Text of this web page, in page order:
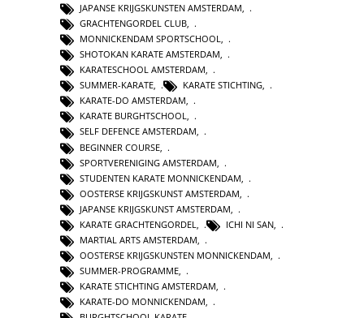
JAPANSE KRIJGSKUNSTEN AMSTERDAM
GRACHTENGORDEL CLUB,
MONNICKENDAM SPORTSCHOOL,
SHOTOKAN KARATE AMSTERDAM,
KARATESCHOOL AMSTERDAM,
SUMMER-KARATE, KARATE STICHTING,
KARATE-DO AMSTERDAM,
KARATE BURGHTSCHOOL,
SELF DEFENCE AMSTERDAM,
BEGINNER COURSE
SPORTVERENIGING AMSTERDAM
STUDENTEN KARATE MONNICKENDAM
OOSTERSE KRIJGSKUNST AMSTERDAM
JAPANSE KRIJGSKUNST AMSTERDAM
KARATE GRACHTENGORDEL
ICHI NI SAN
MARTIAL ARTS AMSTERDAM
OOSTERSE KRIJGSKUNSTEN MONNICKENDAM
SUMMER-PROGRAMME,
KARATE STICHTING AMSTERDAM,
KARATE-DO MONNICKENDAM,